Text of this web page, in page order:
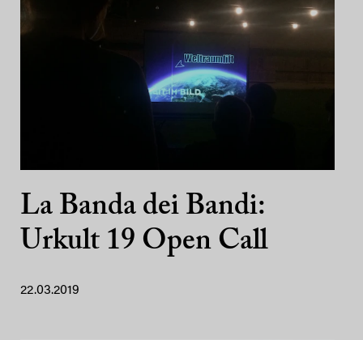
La Banda dei Bandi:
Urkult 19 Open Call
22.03.2019